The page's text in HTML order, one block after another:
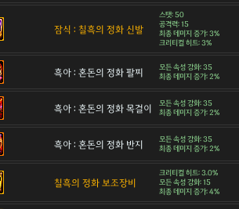
잠식 : 칠흑의 정화 신발
스탯: 50
공격력: 15
최종 데미지 증가: 3%
크리티컬 히트: 3%
흑아 : 혼돈의 정화 팔찌
모든 속성 강화: 35
최종 데미지 증가: 2%
흑아 : 혼돈의 정화 목걸이
모든 속성 강화: 35
최종 데미지 증가: 2%
흑아 : 혼돈의 정화 반지
모든 속성 강화: 35
최종 데미지 증가: 2%
칠흑의 정화 보조장비
크리티컬 히트: 3.0%
모든 속성 강화: 15
최종 데미지 증가: 4%